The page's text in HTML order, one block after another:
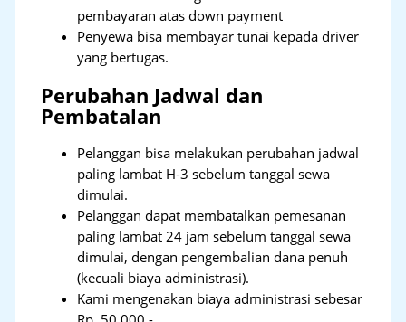
pembayaran atas down payment
Penyewa bisa membayar tunai kepada driver
yang bertugas.
Perubahan Jadwal dan
Pembatalan
Pelanggan bisa melakukan perubahan jadwal
paling lambat H-3 sebelum tanggal sewa
dimulai.
Pelanggan dapat membatalkan pemesanan
paling lambat 24 jam sebelum tanggal sewa
dimulai, dengan pengembalian dana penuh
(kecuali biaya administrasi).
Kami mengenakan biaya administrasi sebesar